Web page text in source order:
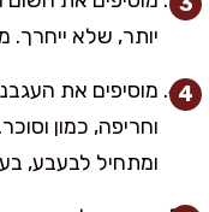
יותר, שלא ייחרך.
מוסיפים את
וחריפה, כמון
ומתחיל לבעבע, בערך 5 דקות על חום